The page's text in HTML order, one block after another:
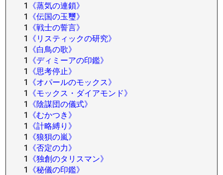
1
《蒸気の連鎖》
1
《伝国の玉璽》
1
《戦士の誓言》
1
《リスティックの研究》
1
《白鳥の歌》
1
《ディミーアの印鑑》
1
《思考停止》
1
《オパールのモックス》
1
《モックス・ダイアモンド》
1
《陰謀団の儀式》
1
《むかつき》
1
《計略縛り》
1
《狼狽の嵐》
1
《否定の力》
1
《独創のタリスマン》
1
《秘儀の印鑑》